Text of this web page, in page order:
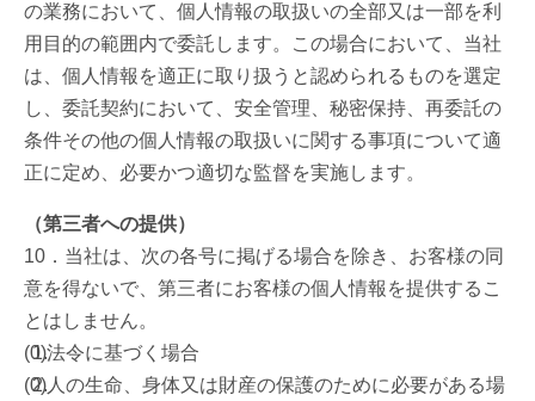
の業務において、個人情報の取扱いの全部又は一部を利
用目的の範囲内で委託します。この場合において、当社
は、個人情報を適正に取り扱うと認められるものを選定
し、委託契約において、安全管理、秘密保持、再委託の
条件その他の個人情報の取扱いに関する事項について適
正に定め、必要かつ適切な監督を実施します。
（第三者への提供）
10．当社は、次の各号に掲げる場合を除き、お客様の同
意を得ないで、第三者にお客様の個人情報を提供するこ
とはしません。
法令に基づく場合
人の生命、身体又は財産の保護のために必要がある場